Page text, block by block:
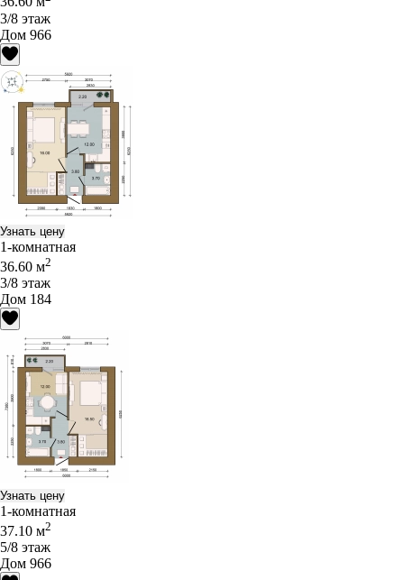
3/8 этаж
Дом 966
Узнать цену
1-комнатная
36.60 м2
3/8 этаж
Дом 184
Узнать цену
1-комнатная
37.10 м2
5/8 этаж
Дом 966